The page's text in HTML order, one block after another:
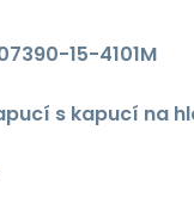
15-4101M
s kapucí na